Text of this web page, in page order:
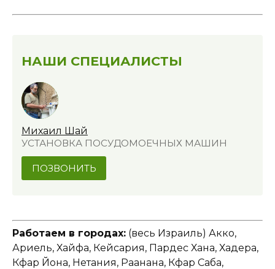
НАШИ СПЕЦИАЛИСТЫ
Михаил Шай
УСТАНОВКА ПОСУДОМОЕЧНЫХ МАШИН
ПОЗВОНИТЬ
Работаем в городах: (весь Израиль) Акко,
Ариель, Хайфа, Кейсария, Пардес Хана, Хадера,
Кфар Йона, Нетания, Раанана, Кфар Саба,